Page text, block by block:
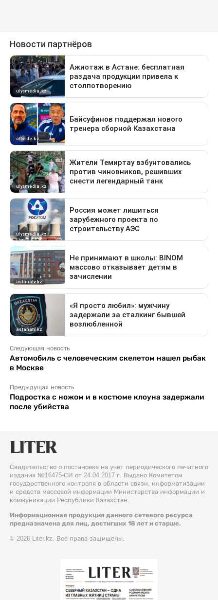
Следующая новость
Автомобиль с человеческим скелетом нашел рыбак
в Москве
Предыдущая новость
Подростка с ножом и в костюме клоуна задержали
после убийства
Свидетельство о постановке на учет периодического печатного
издания №16475-СИ от 24.04.2017 г. Выдано Комитетом
государственного контроля в области связи, информатизации
и средств массовой информации Министерства информации и
коммуникации Республики Казахстан.
Информационная продукция данного сетевого ресурса
предназначена для лиц, достигших 18 лет и старше.
© 2026 Liter.kz. Все права защищены.